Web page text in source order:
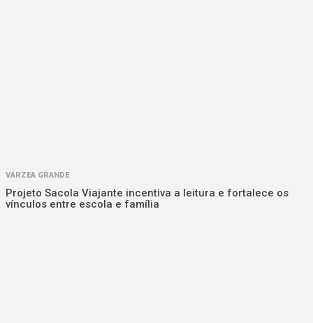
VÁRZEA GRANDE
Projeto Sacola Viajante incentiva a leitura e fortalece os
vínculos entre escola e família